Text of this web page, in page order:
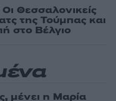
Θεσσαλονικείς
της Τούμπας και
στο Βέλγιο
μένει η Μαρία